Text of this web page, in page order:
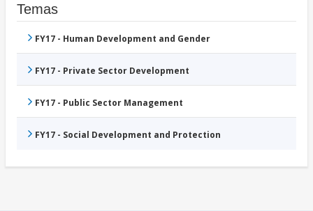
Temas
FY17 - Human Development and Gender
FY17 - Private Sector Development
FY17 - Public Sector Management
FY17 - Social Development and Protection